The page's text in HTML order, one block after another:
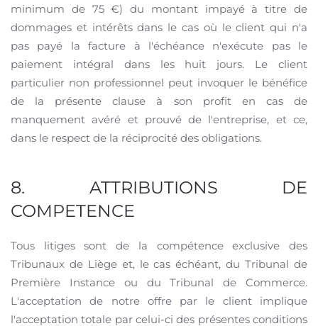
minimum de 75 €) du montant impayé à titre de
dommages et intérêts dans le cas où le client qui n'a
pas payé la facture à l'échéance n'exécute pas le
paiement intégral dans les huit jours. Le client
particulier non professionnel peut invoquer le bénéfice
de la présente clause à son profit en cas de
manquement avéré et prouvé de l'entreprise, et ce,
dans le respect de la réciprocité des obligations.
8. ATTRIBUTIONS DE
COMPETENCE
Tous litiges sont de la compétence exclusive des
Tribunaux de Liège et, le cas échéant, du Tribunal de
Première Instance ou du Tribunal de Commerce.
L'acceptation de notre offre par le client implique
l'acceptation totale par celui-ci des présentes conditions